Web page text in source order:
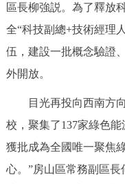
北京概況
綠色北京
多語種
區長柳強説。為了釋放
全“科技副總+技術經理
伍，建設一批概念驗證
外開放。
目光再投向西南方向
校，聚集了137家綠色
獲批成為全國唯一聚焦
心。”房山區常務副區